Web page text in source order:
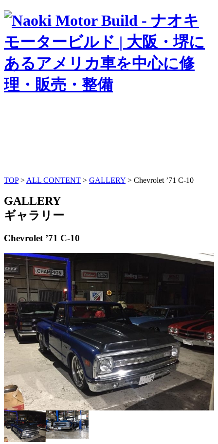
TOP> ALL CONTENT > GALLERY > Chevrolet ’71 C-10
GALLERY
ギャラリー
Chevrolet ’71 C-10